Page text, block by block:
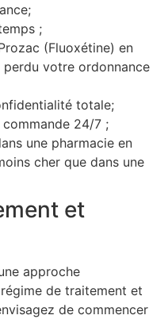
;
(Fluoxétine) en
votre ordonnance
totale;
24/7 ;
une pharmacie en
cher que dans une
et
approche
de traitement et
de commencer